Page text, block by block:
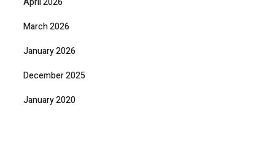
March 2026
January 2026
December 2025
January 2020